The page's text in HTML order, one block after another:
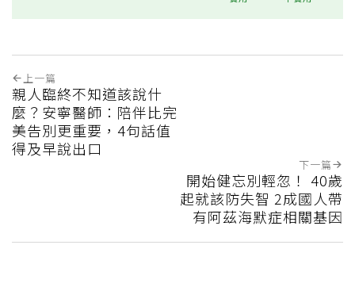
上一篇
親人臨終不知道該說什
麼？安寧醫師：陪伴比完
美告別更重要，4句話值
得及早說出口
下一篇
開始健忘別輕忽！ 40歲
起就該防失智 2成國人帶
有阿茲海默症相關基因